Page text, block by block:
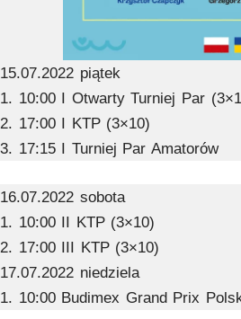
15.07.2022 piątek
1. 10:00 I Otwarty Turniej Par
2. 17:00 I KTP (3×10)
3. 17:15 I Turniej Par Amatorów
16.07.2022 sobota
1. 10:00 II KTP (3×10)
2. 17:00 III KTP (3×10)
17.07.2022 niedziela
1. 10:00 Budimex Grand Prix